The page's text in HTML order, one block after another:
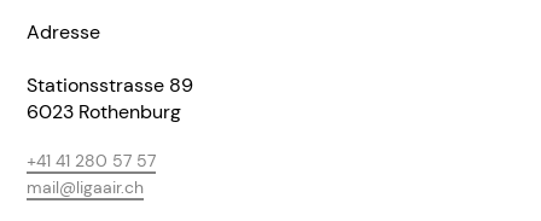
Adresse
Stationsstrasse 89
6023 Rothenburg
+41 41 280 57 57
mail@ligaair.ch